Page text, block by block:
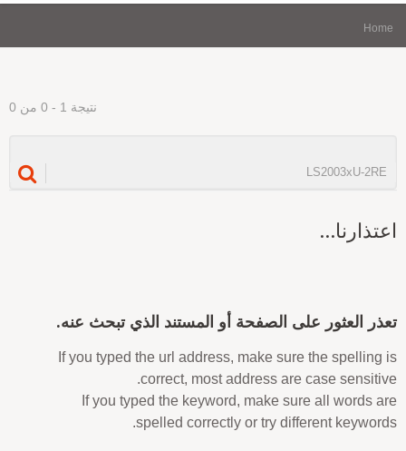
Home
نتيجة 1 - 0 من 0
العثور على الصفحة أو المستند الذي تبحث عنه.
If you typed the url address, make sure the spelling
correct, most address are case
If you typed the keyword, make sure all words
spelled correctly or try different